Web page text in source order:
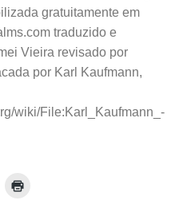
gratuitamente em
traduzido e
Vieira revisado por
por Karl Kaufmann,
wiki/File:Karl_Kaufmann_-